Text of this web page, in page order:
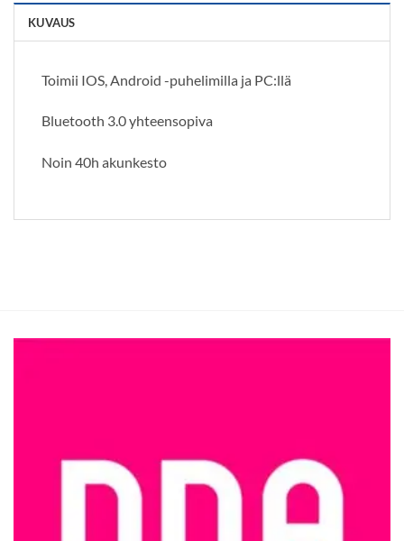
KUVAUS
Toimii IOS, Android -puhelimilla ja PC:llä
Bluetooth 3.0 yhteensopiva
Noin 40h akunkesto